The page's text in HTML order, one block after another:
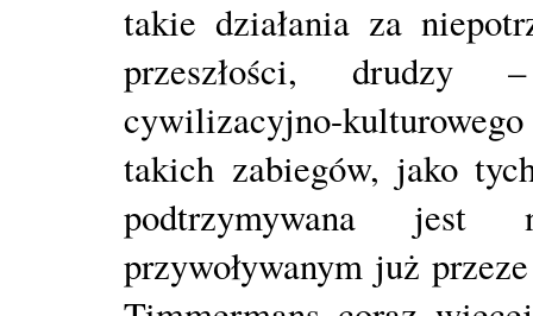
takie działania za
przeszłości, drudzy
cywilizacyjno-
takich zabiegów, jako
podtrzymywana
przywoływanym już